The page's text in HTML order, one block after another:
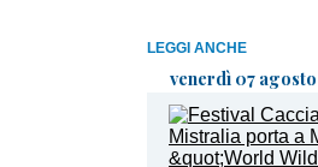
LEGGI ANCHE
venerdì 07 agosto